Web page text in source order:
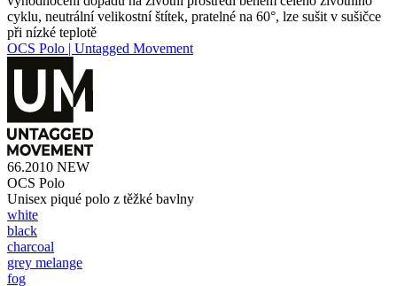
cyklu, neutrální velikostní štítek, pratelné na 60°, lze sušit v sušičce
při nízké teplotě
OCS Polo | Untagged Movement
66.2010 NEW
OCS Polo
Unisex piqué polo z těžké bavlny
white
black
charcoal
grey melange
fog